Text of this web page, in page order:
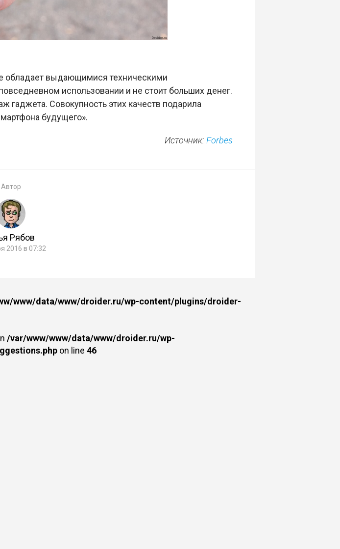
обладает выдающимися техническими
использовании и не стоит больших денег.
гаджета. Совокупность этих качеств подарила
будущего».
Источник: Forbes
Автор
Рябов
2016 в 07:32
www/data/www/droider.ru/wp-content/plugins/droider-
/var/www/www/data/www/droider.ru/wp-
on line 46